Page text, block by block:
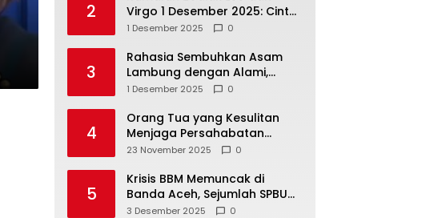
2
Virgo 1 Desember 2025: Cinta,
Karir, Kesehatan, dan
1 Desember 2025 0
3
Rahasia Sembuhkan Asam
Lambung dengan Alami,
Nomor 4 Disalahpahami
1 Desember 2025 0
4
Orang Tua yang Kesulitan
Menjaga Persahabatan
Biasanya Lakukan 8 Hal Ini
23 November 2025 0
5
Krisis BBM Memuncak di
Banda Aceh, Sejumlah SPBU
Tutup Total
3 Desember 2025 0